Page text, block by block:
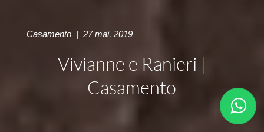
Casamento| 27 mai, 2019
Vivianne e Ranieri |
Casamento